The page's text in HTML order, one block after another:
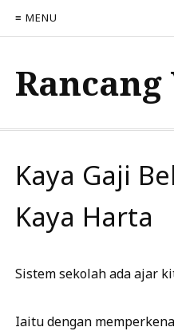
≡ MENU
Rancang
Kaya Gaji
Kaya Harta
Sistem sekolah ada ajar
Iaitu dengan